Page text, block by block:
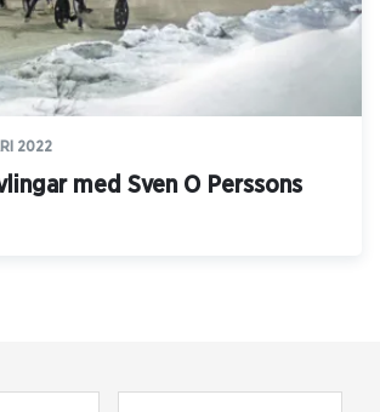
2022
med Sven O Perssons